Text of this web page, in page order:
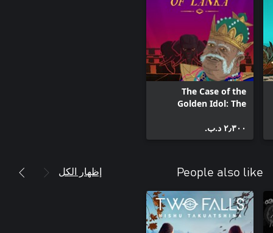
The Case of the
Golden Idol: The
٢٫٣٠٠ د.ب.‏
People also like إظهار الكل